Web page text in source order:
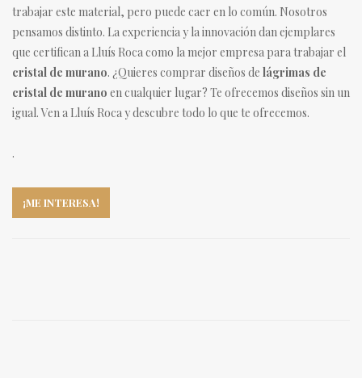
trabajar este material, pero puede caer en lo común. Nosotros
pensamos distinto. La experiencia y la innovación dan ejemplares
que certifican a Lluís Roca como la mejor empresa para trabajar el
cristal de murano. ¿Quieres comprar diseños de lágrimas de
cristal de murano en cualquier lugar? Te ofrecemos diseños sin un
igual. Ven a Lluís Roca y descubre todo lo que te ofrecemos.
.
¡ME INTERESA!